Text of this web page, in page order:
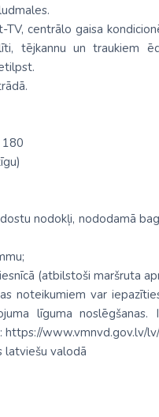
centrālo gaisa
tējkannu un traukiem
180
nodokļi, nododamā
(atbilstoši maršruta
noteikumiem var
līguma noslēgšanas.
https://www.vmnvd.gov.lv/
latviešu valodā